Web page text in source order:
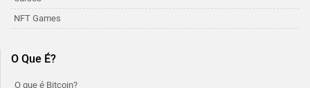
NFT Games
O Que É?
O que é Bitcoin?